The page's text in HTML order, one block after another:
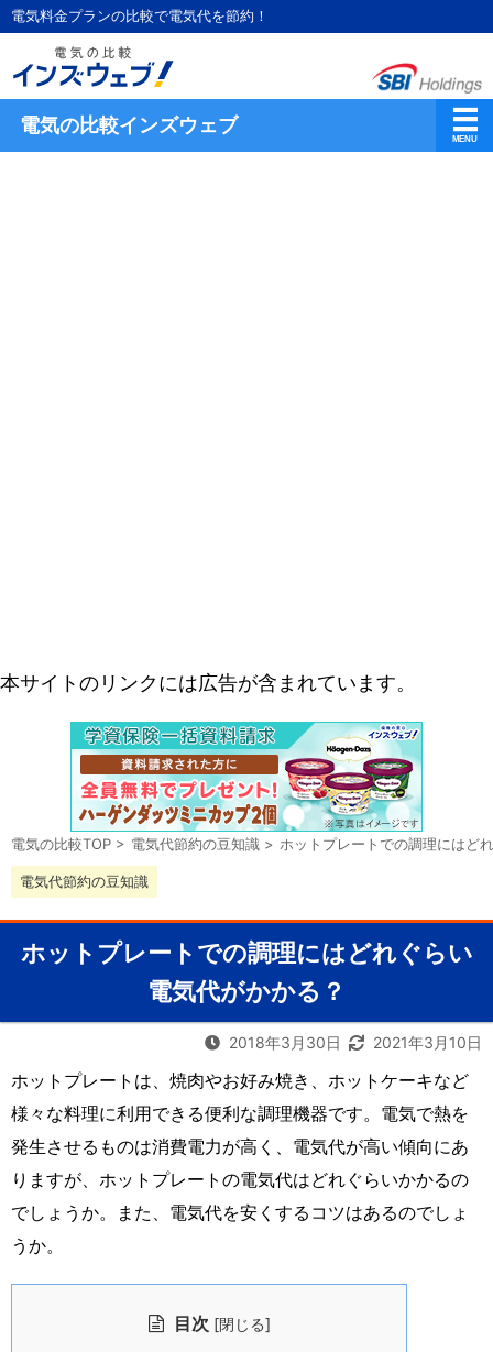
電気料金プランの比較で電気代を節約！
電気の比較インズウェブ
本サイトのリンクには広告が含まれています。
電気の比較TOP > 電気代節約の豆知識 > ホットプレートでの調理にはど
電気代節約の豆知識
ホットプレートでの調理にはどれぐらい
電気代がかかる？
2018年3月30日 2021年3月10日
ホットプレートは、焼肉やお好み焼き、ホットケーキなど
様々な料理に利用できる便利な調理機器です。電気で熱を
発生させるものは消費電力が高く、電気代が高い傾向にあ
りますが、ホットプレートの電気代はどれぐらいかかるの
でしょうか。また、電気代を安くするコツはあるのでしょ
うか。
目次 [閉じる]